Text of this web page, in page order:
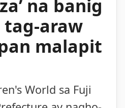
na banig
tag-araw
malapit
World sa Fuji